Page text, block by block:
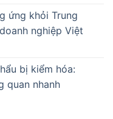
ứng khỏi Trung
nghiệp Việt
bị kiểm hóa:
quan nhanh